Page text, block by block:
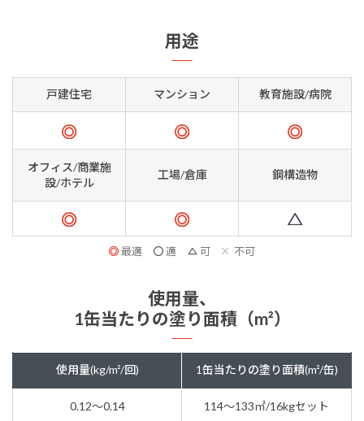
用途
戸建住宅 マンション 教育施設/病院
オフィス/商業施
設/ホテル
工場/倉庫 鋼構造物
最適 適 可 不可
使用量、
1缶当たりの塗り面積（m²）
使用量(kg/m²/回) 1缶当たりの塗り面積(m²/缶)
0.12～0.14 114～133㎡/16kgセット